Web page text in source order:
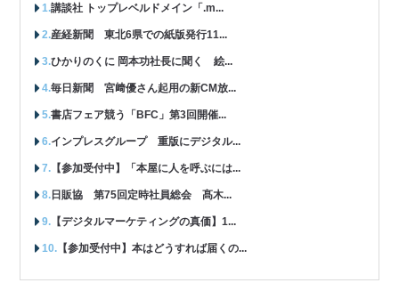
講談社 トップレベルドメイン「.m...
産経新聞 東北6県での紙版発行11...
ひかりのくに 岡本功社長に聞く 絵...
毎日新聞 宮﨑優さん起用の新CM放...
書店フェア競う「BFC」第3回開催...
インプレスグループ 重版にデジタル...
【参加受付中】「本屋に人を呼ぶには...
日販協 第75回定時社員総会 髙木...
【デジタルマーケティングの真価】1...
【参加受付中】本はどうすれば届くの...